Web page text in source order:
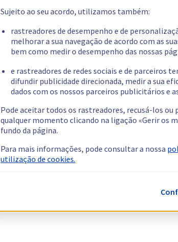
Sujeito ao seu acordo, utilizamos também:
rastreadores de desempenho e de
melhorar a sua navegação de acordo com as
bem como medir o desempenho das nossas
e rastreadores de redes sociais e de parceiros
difundir publicidade direcionada, medir a sua
dados com os nossos parceiros publicitários e
Pode aceitar todos os rastreadores, recusá-los ou
qualquer momento clicando na ligação «Gerir os
fundo da página.
Para mais informações, pode consultar a nossa
utilização de cookies.